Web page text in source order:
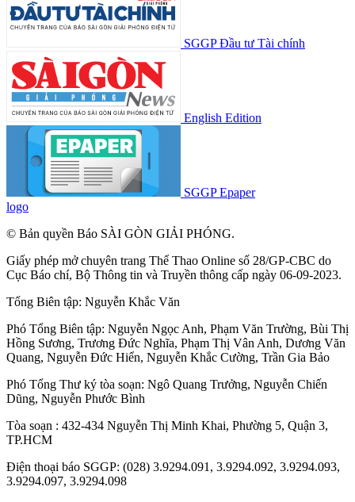
SGGP Đầu tư Tài chính
English Edition
SGGP Epaper
logo
© Bản quyền Báo SÀI GÒN GIẢI PHÓNG.
Giấy phép mở chuyên trang Thể Thao Online số 28/GP-CBC do
Cục Báo chí, Bộ Thông tin và Truyền thông cấp ngày 06-09-2023.
Tổng Biên tập: Nguyễn Khắc Văn
Phó Tổng Biên tập: Nguyễn Ngọc Anh, Phạm Văn Trường, Bùi Thị
Hồng Sương, Trương Đức Nghĩa, Phạm Thị Vân Anh, Dương Văn
Quang, Nguyễn Đức Hiển, Nguyễn Khắc Cường, Trần Gia Bảo
Phó Tổng Thư ký tòa soạn: Ngô Quang Trưởng, Nguyễn Chiến
Dũng, Nguyễn Phước Bình
Tòa soạn : 432-434 Nguyễn Thị Minh Khai, Phường 5, Quận 3,
TP.HCM
Điện thoại báo SGGP: (028) 3.9294.091, 3.9294.092, 3.9294.093,
3.9294.097, 3.9294.098